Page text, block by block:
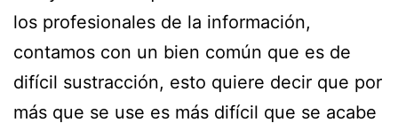
los profesionales de la información,
contamos con un bien común que es de
difícil sustracción, esto quiere decir que por
más que se use es más difícil que se acabe